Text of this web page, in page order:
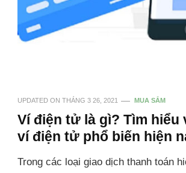
UPDATED ON THÁNG 3 26, 2021 MUA SẮM
Ví điện tử là gì? Tìm hiểu
ví điện tử phổ biến hiện
Trong các loại giao dịch thanh toán